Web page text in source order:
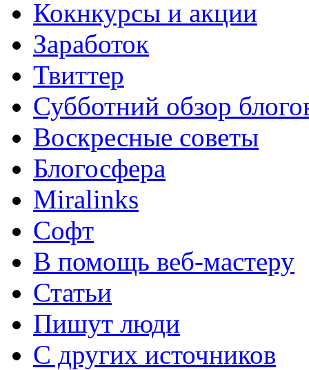
Кокнкурсы и акции
Заработок
Твиттер
Субботний обзор
Воскресные советы
Блогосфера
Miralinks
Софт
В помощь веб-мастеру
Статьи
Пишут люди
С других источников